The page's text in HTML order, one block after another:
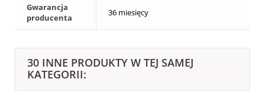
Gwarancja
producenta
36 miesięcy
30 INNE PRODUKTY W TEJ SAMEJ
KATEGORII: